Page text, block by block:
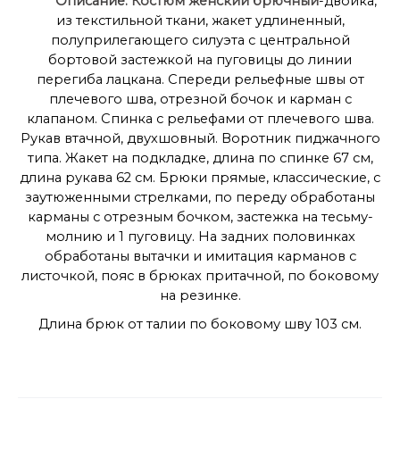
из текстильной ткани, жакет удлиненный,
полуприлегающего силуэта с центральной
бортовой застежкой на пуговицы до линии
перегиба лацкана. Спереди рельефные швы от
плечевого шва, отрезной бочок и карман с
клапаном. Спинка с рельефами от плечевого шва.
Рукав втачной, двухшовный. Воротник пиджачного
типа. Жакет на подкладке, длина по спинке 67 см,
длина рукава 62 см. Брюки прямые, классические, с
заутюженными стрелками, по переду обработаны
карманы с отрезным бочком, застежка на тесьму-
молнию и 1 пуговицу. На задних половинках
обработаны вытачки и имитация карманов с
листочкой, пояс в брюках притачной, по боковому
на резинке.
Длина брюк от талии по боковому шву 103 см.